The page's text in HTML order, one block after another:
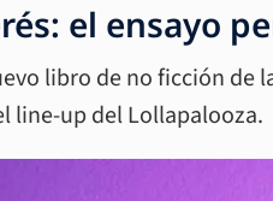
el ensayo
libro de no ficción de
line-up del Lollapalooza.